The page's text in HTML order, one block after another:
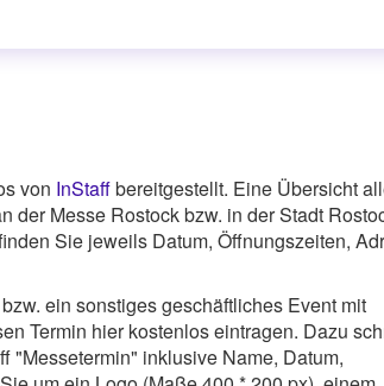
von InStaffbereitgestellt. Eine Übersicht
der Messe Rostock bzw. in der Stadt
Sie jeweils Datum, Öffnungszeiten,
ein sonstiges geschäftliches Event mit
Termin hier kostenlos eintragen. Dazu
"Messetermin" inklusive Name, Datum,